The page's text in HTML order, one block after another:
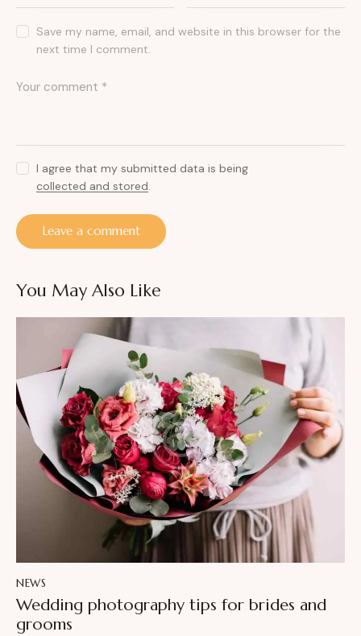
Save my name, email, and website in this browser for the
next time I comment.
I agree that my submitted data is being
collected and stored.
You May Also Like
NEWS
Wedding photography tips for brides and
grooms